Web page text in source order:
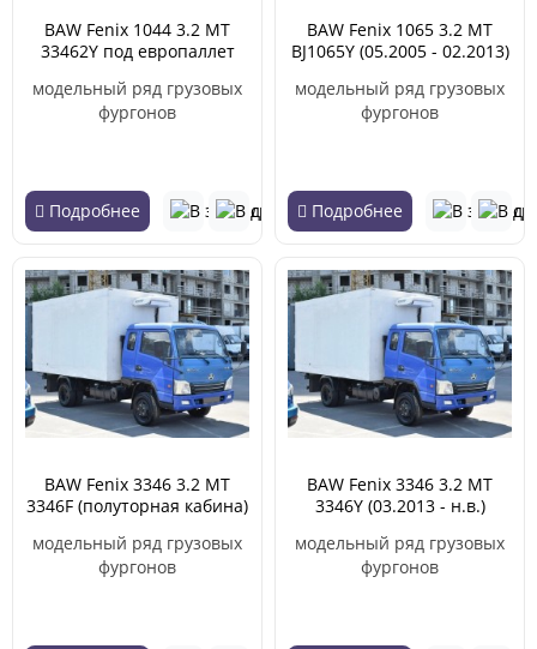
BAW Fenix 1044 3.2 MT
33462Y под европаллет
модельный ряд грузовых
фургонов
Подробнее
BAW Fenix 1065 3.2 MT
BJ1065Y (05.2005 - 02.2013)
модельный ряд грузовых
фургонов
Подробнее
BAW Fenix 3346 3.2 MT
3346F (полуторная кабина)
модельный ряд грузовых
фургонов
BAW Fenix 3346 3.2 MT
3346Y (03.2013 - н.в.)
модельный ряд грузовых
фургонов